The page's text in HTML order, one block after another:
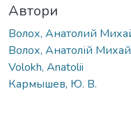
Автори
Волох, Анатолий
Волох, Анатолій
Volokh, Anatolii
Кармышев, Ю. В.